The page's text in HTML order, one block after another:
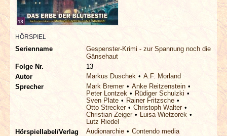
SPECIALS
REDAKTION
LINKS
ARCHIV
HÖRSPIEL
Serienname
Gespenster-Krimi - zur Spannung noch die
Gänsehaut
Folge Nr.
13
Autor
Markus Duschek
A.F. Morland
Sprecher
Mark Bremer
Anke Reitzenstein
Peter Lontzek
Rüdiger Schulzki
Sven Plate
Rainer Fritzsche
Otto Strecker
Christoph Walter
Christian Zeiger
Luisa Wietzorek
Lutz Riedel
Hörspiellabel/Verlag
Audionarchie
Contendo media